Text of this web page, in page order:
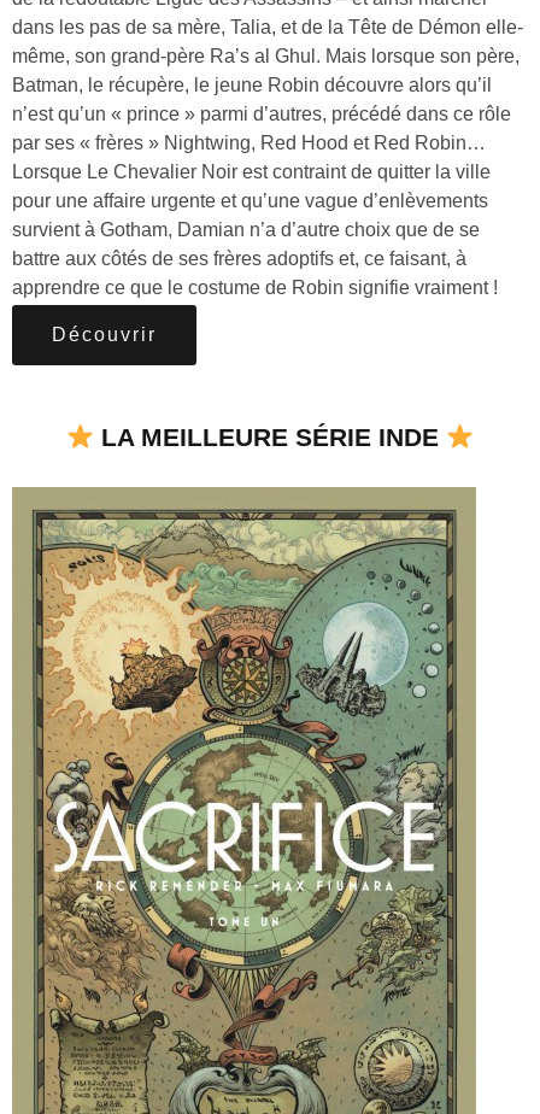
dans les pas de sa mère, Talia, et de la Tête de Démon elle-
même, son grand-père Ra’s al Ghul. Mais lorsque son père,
Batman, le récupère, le jeune Robin découvre alors qu’il
n’est qu’un « prince » parmi d’autres, précédé dans ce rôle
par ses « frères » Nightwing, Red Hood et Red Robin…
Lorsque Le Chevalier Noir est contraint de quitter la ville
pour une affaire urgente et qu’une vague d’enlèvements
survient à Gotham, Damian n’a d’autre choix que de se
battre aux côtés de ses frères adoptifs et, ce faisant, à
apprendre ce que le costume de Robin signifie vraiment !
Découvrir
LA MEILLEURE SÉRIE INDE